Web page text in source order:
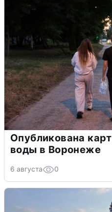
Опубликована
воды в Воронеже
6 августа 0